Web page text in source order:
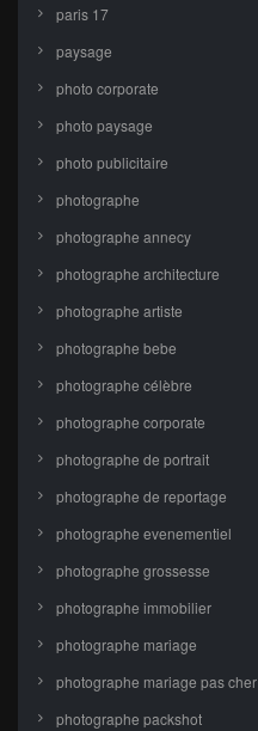
paris 17
paysage
photo corporate
photo paysage
photo publicitaire
photographe
photographe annecy
photographe architecture
photographe artiste
photographe bebe
photographe célèbre
photographe corporate
photographe de portrait
photographe de reportage
photographe evenementiel
photographe grossesse
photographe immobilier
photographe mariage
photographe mariage pas cher
photographe packshot